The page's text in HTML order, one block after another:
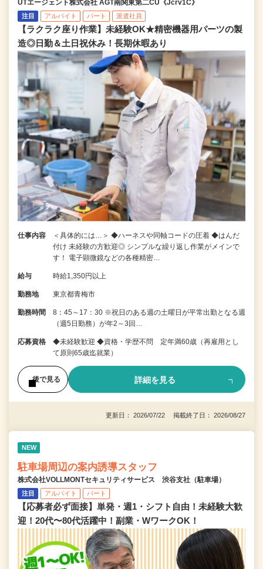
UTエージェント株式会社 AGT南関東第二CU《Jcrv1C》
注目 アルバイト パート 派遣社員
【ラクラク座り作業】未経験OK★精密機器用パーツの製
造◎日勤＆土日祝休み！長期休暇あり
仕事内容
＜具体的には…＞ ◆ハーネスや同軸コードの圧着 ◆はんだ
付け 未経験の方歓迎◎ シンプルな繰り返し作業がメインで
す！ 電子顕微鏡などの各種精密…
給与 時給1,350円以上
勤務地 東京都青梅市
勤務時間
8：45～17：30 ※祝日のある週の土曜日が平常出勤となる週
（週5日勤務）が年2～3回…
応募資格
◆未経験歓迎 ◆資格・学歴不問 定年満60歳（再雇用とし
て原則65歳迄就業）
後で見る 詳細を見る
更新日： 2026/07/22 掲載終了日： 2026/08/27
NEW
駐車場周辺の案内誘導スタッフ
株式会社VOLLMONTセキュリティサービス 渋谷支社（駐車場）
注目 アルバイト パート
【応募者必ず面接】単発・週1・シフト自由！未経験大歓
迎！20代〜80代活躍中！副業・WワークOK！